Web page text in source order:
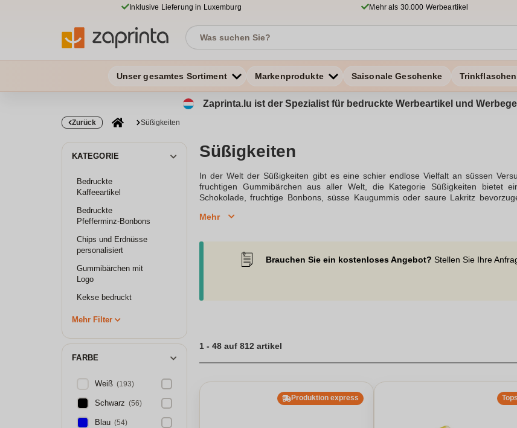
Inklusive Lieferung in Luxemburg Mehr als 30.000 Werbeartikel
Unser gesamtes Sortiment Markenprodukte Saisonale Geschenke Trinkflaschen
Zaprinta.lu ist der Spezialist für bedruckte Werbeartikel und
Zurück Süßigkeiten
KATEGORIE
Bedruckte
Kaffeeartikel
Bedruckte
Pfefferminz-Bonbons
Chips und Erdnüsse
personalisiert
Gummibärchen mit
Logo
Kekse bedruckt
Mehr Filter
FARBE
Weiß (193)
Schwarz (56)
Blau (54)
Süßigkeiten
In der Welt der Süßigkeiten gibt es eine schier endlose Vielfalt an süssen
fruchtigen Gummibärchen aus aller Welt, die Kategorie Süßigkeiten bietet
Schokolade, fruchtige Bonbons, süsse Kaugummis oder saure Lakritz
bestellen und dabei von günstigen Preisen profitieren. Die Welt der
sodass für jeden Geschmack etwas dabei ist, sei es scharf, salzig oder
einkaufen und die Vielfalt an Produkten genießen, die die Welt des süssen
Bestellung aufzugeben und die neuesten Angebote zu entdecken. Mit einer
Süssigkeiten das Richtige dabei. Nutzen Sie die Gelegenheit, Ihre
Mehr
Brauchen Sie ein kostenloses Angebot? Stellen Sie Ihre
1 - 48 auf 812 artikel
Produktion express